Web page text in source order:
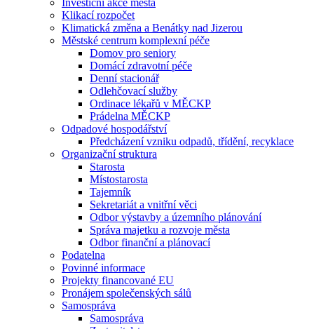
Investiční akce města
Klikací rozpočet
Klimatická změna a Benátky nad Jizerou
Městské centrum komplexní péče
Domov pro seniory
Domácí zdravotní péče
Denní stacionář
Odlehčovací služby
Ordinace lékařů v MĚCKP
Prádelna MĚCKP
Odpadové hospodářství
Předcházení vzniku odpadů, třídění, recyklace
Organizační struktura
Starosta
Místostarosta
Tajemník
Sekretariát a vnitřní věci
Odbor výstavby a územního plánování
Správa majetku a rozvoje města
Odbor finanční a plánovací
Podatelna
Povinné informace
Projekty financované EU
Pronájem společenských sálů
Samospráva
Samospráva